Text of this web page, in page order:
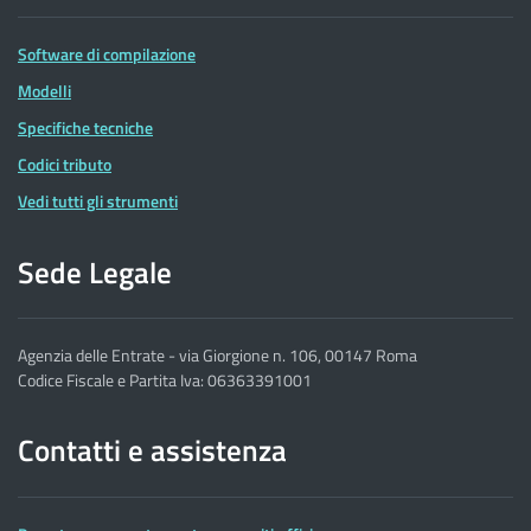
Software di compilazione
Modelli
Specifiche tecniche
Codici tributo
Vedi tutti gli strumenti
Sede Legale
Agenzia delle Entrate - via Giorgione n. 106, 00147 Roma
Codice Fiscale e Partita Iva: 06363391001
Contatti e assistenza